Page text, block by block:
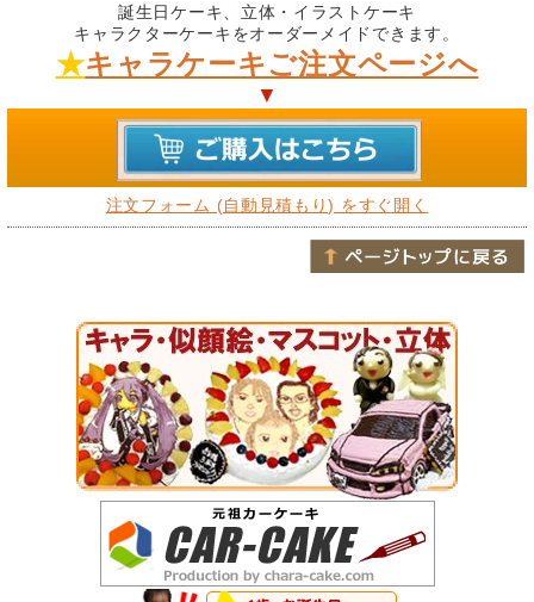
誕生日ケーキ、立体・イラストケーキ
キャラクターケーキをオーダーメイドできます。
★キャラケーキご注文ページへ
▼
注文フォーム (自動見積もり) をすぐ開く